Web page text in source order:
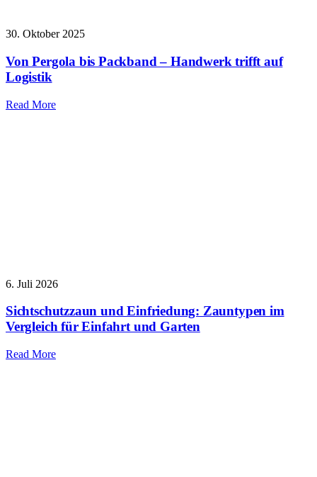
30. Oktober 2025
Von Pergola bis Packband – Handwerk trifft auf
Logistik
Read More
6. Juli 2026
Sichtschutzzaun und Einfriedung: Zauntypen im
Vergleich für Einfahrt und Garten
Read More